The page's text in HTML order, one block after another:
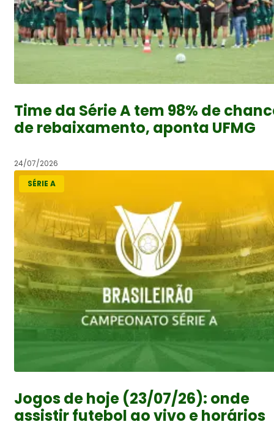
Time da Série A tem 98% de
de rebaixamento, aponta UFMG
24/07/2026
SÉRIE A
Jogos de hoje (23/07/26): onde
assistir futebol ao vivo e horários